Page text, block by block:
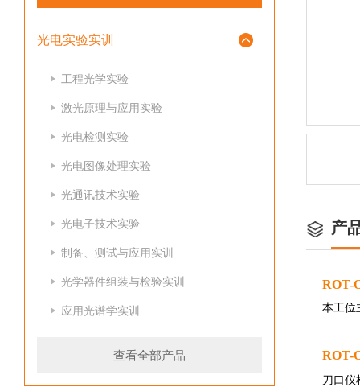
光电实验实训
工程光学实验
激光原理与应用实验
光电检测实验
光电图像处理实验
光通讯技术实验
光电子技术实验
制备、测试与应用实训
光学器件组装与检验实训
应用光谱学实训
查看全部产品
产
ROT-
本工位
ROT-
刀口仪